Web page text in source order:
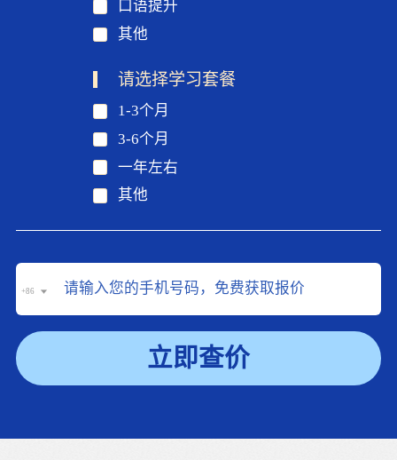
口语提升
其他
请选择学习套餐
1-3个月
3-6个月
一年左右
其他
+86
立即查价